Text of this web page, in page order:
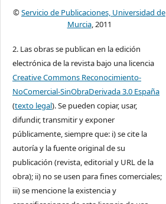
©Servicio de Publicaciones, Universidad de
Murcia, 2011
2. Las obras se publican en la edición
electrónica de la revista bajo una licencia
Creative Commons Reconocimiento-
NoComercial-SinObraDerivada 3.0 España
(texto legal). Se pueden copiar, usar,
difundir, transmitir y exponer
públicamente, siempre que: i) se cite la
autoría y la fuente original de su
publicación (revista, editorial y URL de la
obra); ii) no se usen para fines comerciales;
iii) se mencione la existencia y